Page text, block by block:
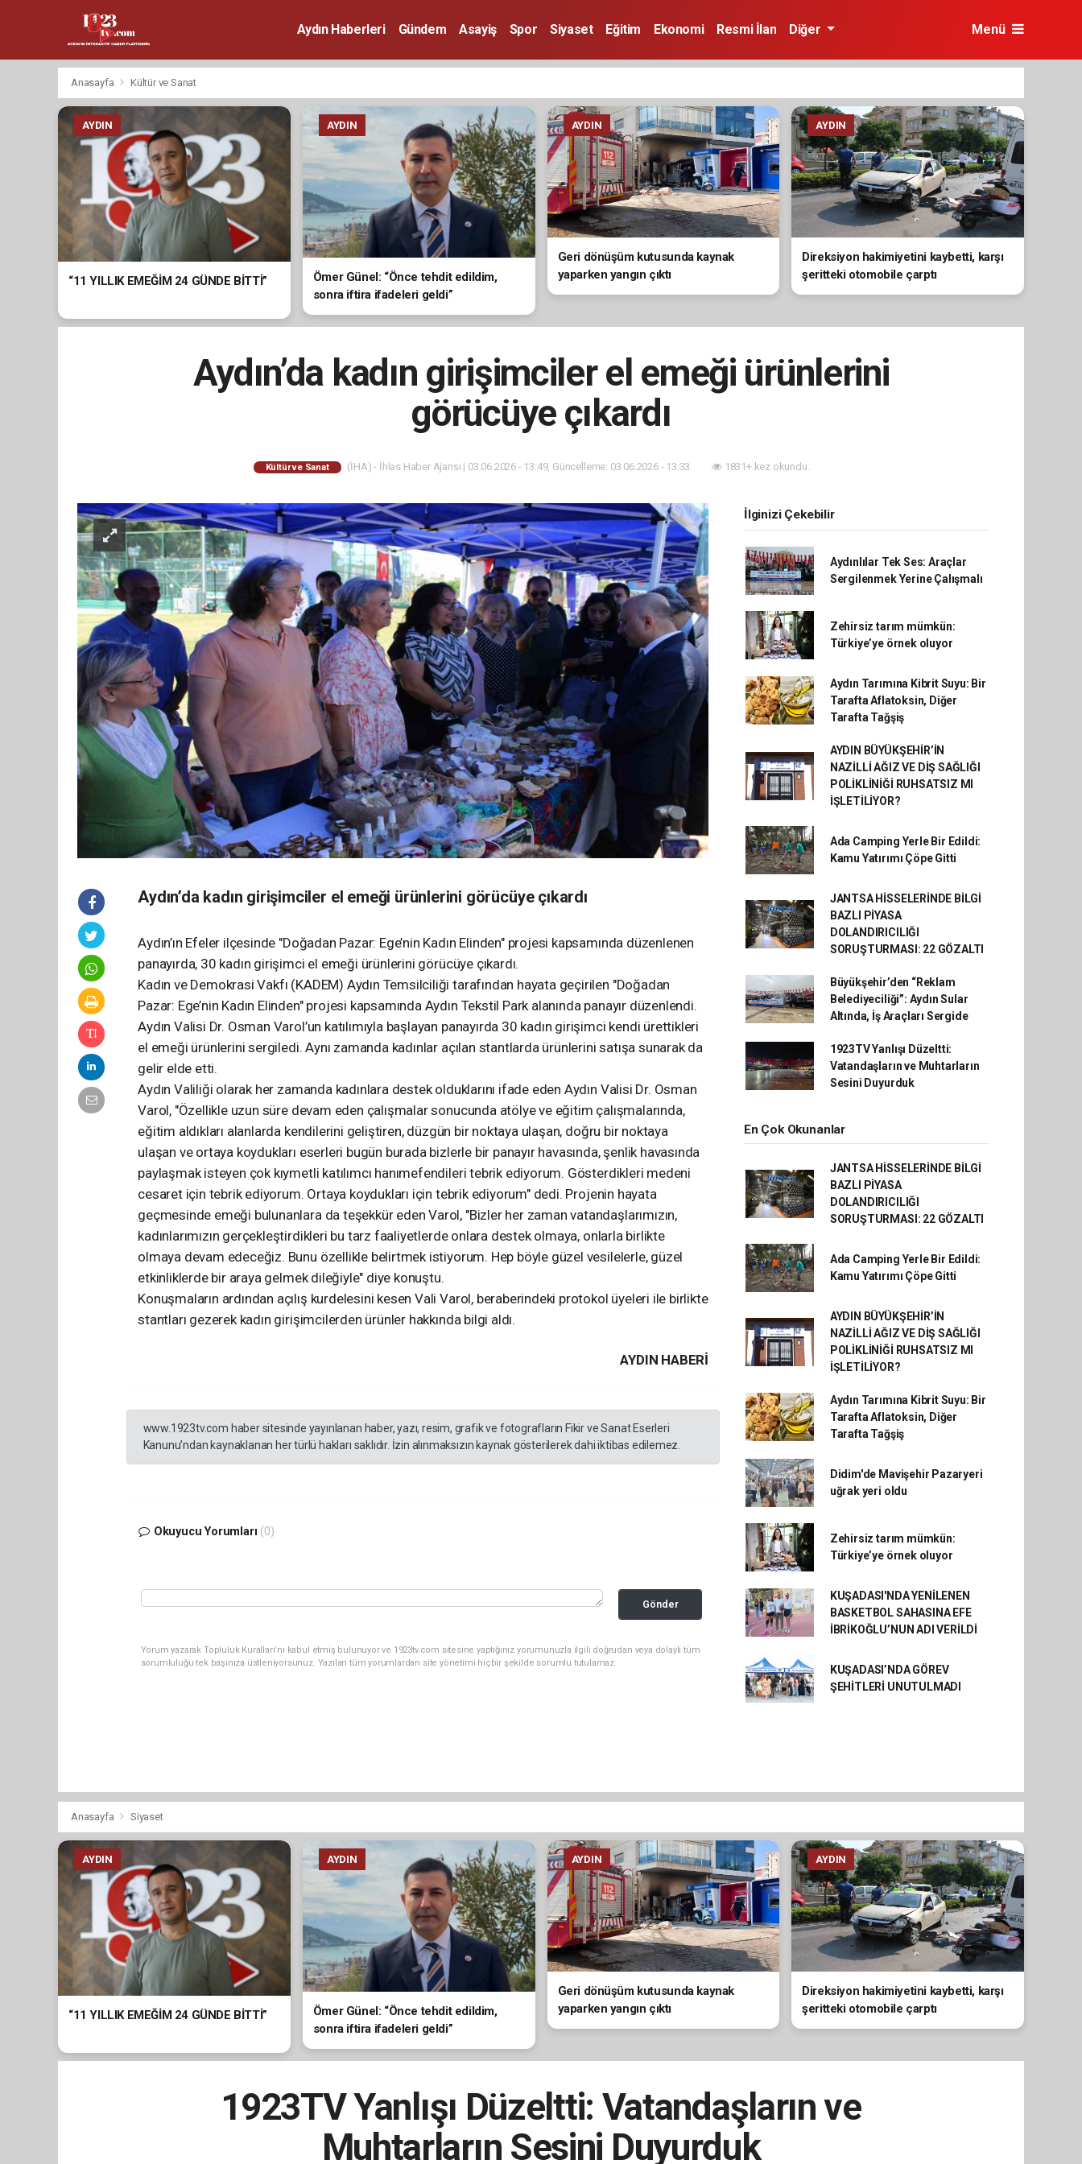
Aydın Haberleri Gündem Asayiş Spor Siyaset Eğitim Ekonomi Resmi İlan Diğer Menü
Anasayfa Kültür ve Sanat
AYDIN
“11 YILLIK EMEĞİM 24 GÜNDE BİTTİ”
AYDIN
Ömer Günel: “Önce tehdit edildim,
sonra iftira ifadeleri geldi”
AYDIN
Geri dönüşüm kutusunda kaynak
yaparken yangın çıktı
AYDIN
Direksiyon hakimiyetini kaybetti, karşı
şeritteki otomobile çarptı
Aydın’da kadın girişimciler el emeği ürünlerini
görücüye çıkardı
Kültür ve Sanat (İHA) - İhlas Haber Ajansı | 03.06.2026 - 13:49, Güncelleme: 03.06.2026 - 13:33 1831+ kez okundu.
Aydın’da kadın girişimciler el emeği ürünlerini görücüye çıkardı
Aydın’ın Efeler ilçesinde "Doğadan Pazar: Ege’nin Kadın Elinden" projesi kapsamında düzenlenen
panayırda, 30 kadın girişimci el emeği ürünlerini görücüye çıkardı.
Kadın ve Demokrasi Vakfı (KADEM) Aydın Temsilciliği tarafından hayata geçirilen "Doğadan
Pazar: Ege’nin Kadın Elinden" projesi kapsamında Aydın Tekstil Park alanında panayır düzenlendi.
Aydın Valisi Dr. Osman Varol’un katılımıyla başlayan panayırda 30 kadın girişimci kendi ürettikleri
el emeği ürünlerini sergiledi. Aynı zamanda kadınlar açılan stantlarda ürünlerini satışa sunarak da
gelir elde etti.
Aydın Valiliği olarak her zamanda kadınlara destek olduklarını ifade eden Aydın Valisi Dr. Osman
Varol, "Özellikle uzun süre devam eden çalışmalar sonucunda atölye ve eğitim çalışmalarında,
eğitim aldıkları alanlarda kendilerini geliştiren, düzgün bir noktaya ulaşan, doğru bir noktaya
ulaşan ve ortaya koydukları eserleri bugün burada bizlerle bir panayır havasında, şenlik havasında
paylaşmak isteyen çok kıymetli katılımcı hanımefendileri tebrik ediyorum. Gösterdikleri medeni
cesaret için tebrik ediyorum. Ortaya koydukları için tebrik ediyorum" dedi. Projenin hayata
geçmesinde emeği bulunanlara da teşekkür eden Varol, "Bizler her zaman vatandaşlarımızın,
kadınlarımızın gerçekleştirdikleri bu tarz faaliyetlerde onlara destek olmaya, onlarla birlikte
olmaya devam edeceğiz. Bunu özellikle belirtmek istiyorum. Hep böyle güzel vesilelerle, güzel
etkinliklerde bir araya gelmek dileğiyle" diye konuştu.
Konuşmaların ardından açılış kurdelesini kesen Vali Varol, beraberindeki protokol üyeleri ile birlikte
stantları gezerek kadın girişimcilerden ürünler hakkında bilgi aldı.
AYDIN HABERİ
www.1923tv.com haber sitesinde yayınlanan haber, yazı, resim, grafik ve fotografların Fikir ve Sanat Eserleri
Kanunu’ndan kaynaklanan her türlü hakları saklıdır. İzin alınmaksızın kaynak gösterilerek dahi iktibas edilemez.
Okuyucu Yorumları (0)
Gönder
Yorum yazarak Topluluk Kuralları’nı kabul etmiş bulunuyor ve 1923tv.com sitesine yaptığınız yorumunuzla ilgili doğrudan veya dolaylı tüm
sorumluluğu tek başınıza üstleniyorsunuz. Yazılan tüm yorumlardan site yönetimi hiçbir şekilde sorumlu tutulamaz.
İlginizi Çekebilir
Aydınlılar Tek Ses: Araçlar
Sergilenmek Yerine Çalışmalı
Zehirsiz tarım mümkün:
Türkiye’ye örnek oluyor
Aydın Tarımına Kibrit Suyu: Bir
Tarafta Aflatoksin, Diğer
Tarafta Tağşiş
AYDIN BÜYÜKŞEHİR’İN
NAZİLLİ AĞIZ VE DİŞ SAĞLIĞI
POLİKLİNİĞİ RUHSATSIZ MI
İŞLETİLİYOR?
Ada Camping Yerle Bir Edildi:
Kamu Yatırımı Çöpe Gitti
JANTSA HİSSELERİNDE BİLGİ
BAZLI PİYASA
DOLANDIRICILIĞI
SORUŞTURMASI: 22 GÖZALTI
Büyükşehir’den “Reklam
Belediyeciliği”: Aydın Sular
Altında, İş Araçları Sergide
1923TV Yanlışı Düzeltti:
Vatandaşların ve Muhtarların
Sesini Duyurduk
En Çok Okunanlar
JANTSA HİSSELERİNDE BİLGİ
BAZLI PİYASA
DOLANDIRICILIĞI
SORUŞTURMASI: 22 GÖZALTI
Ada Camping Yerle Bir Edildi:
Kamu Yatırımı Çöpe Gitti
AYDIN BÜYÜKŞEHİR’İN
NAZİLLİ AĞIZ VE DİŞ SAĞLIĞI
POLİKLİNİĞİ RUHSATSIZ MI
İŞLETİLİYOR?
Aydın Tarımına Kibrit Suyu: Bir
Tarafta Aflatoksin, Diğer
Tarafta Tağşiş
Didim'de Mavişehir Pazaryeri
uğrak yeri oldu
Zehirsiz tarım mümkün:
Türkiye’ye örnek oluyor
KUŞADASI'NDA YENİLENEN
BASKETBOL SAHASINA EFE
İBRİKOĞLU’NUN ADI VERİLDİ
KUŞADASI’NDA GÖREV
ŞEHİTLERİ UNUTULMADI
Anasayfa Siyaset
AYDIN
“11 YILLIK EMEĞİM 24 GÜNDE BİTTİ”
AYDIN
Ömer Günel: “Önce tehdit edildim,
sonra iftira ifadeleri geldi”
AYDIN
Geri dönüşüm kutusunda kaynak
yaparken yangın çıktı
AYDIN
Direksiyon hakimiyetini kaybetti, karşı
şeritteki otomobile çarptı
1923TV Yanlışı Düzeltti: Vatandaşların ve
Muhtarların Sesini Duyurduk